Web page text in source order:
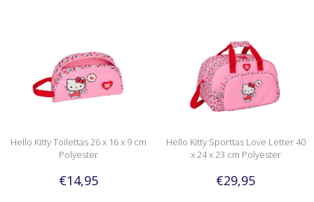
Hello Kitty Toilettas 26 x 16 x 9 cm
Polyester
€14,95
Hello Kitty Sporttas Love Letter 40
x 24 x 23 cm Polyester
€29,95